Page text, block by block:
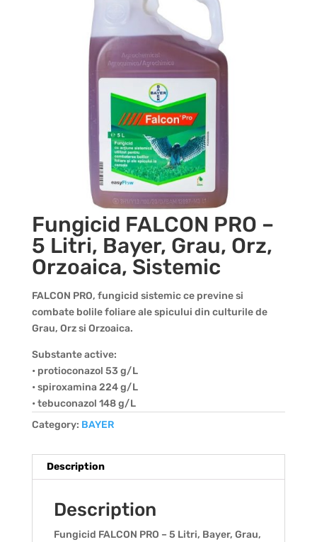
Fungicid FALCON PRO –
5 Litri, Bayer, Grau, Orz,
Orzoaica, Sistemic
FALCON PRO, fungicid sistemic ce previne si
combate bolile foliare ale spicului din culturile de
Grau, Orz si Orzoaica.
Substante active:
• protioconazol 53 g/L
• spiroxamina 224 g/L
• tebuconazol 148 g/L
Category: BAYER
Description
Description
Fungicid FALCON PRO – 5 Litri, Bayer, Grau,